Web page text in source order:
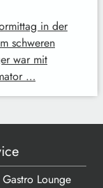
in der
schweren
war mit
…
Gastro Lounge